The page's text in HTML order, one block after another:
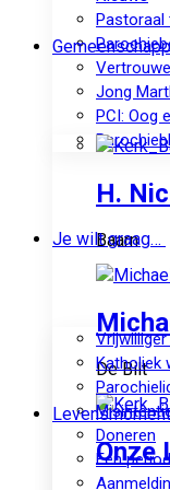
Pastoraal
Jong
PCI: Oog
H.
Baarn
De Bilt
Onze
Je wilt graag…
Katholiek
Doneren
Een